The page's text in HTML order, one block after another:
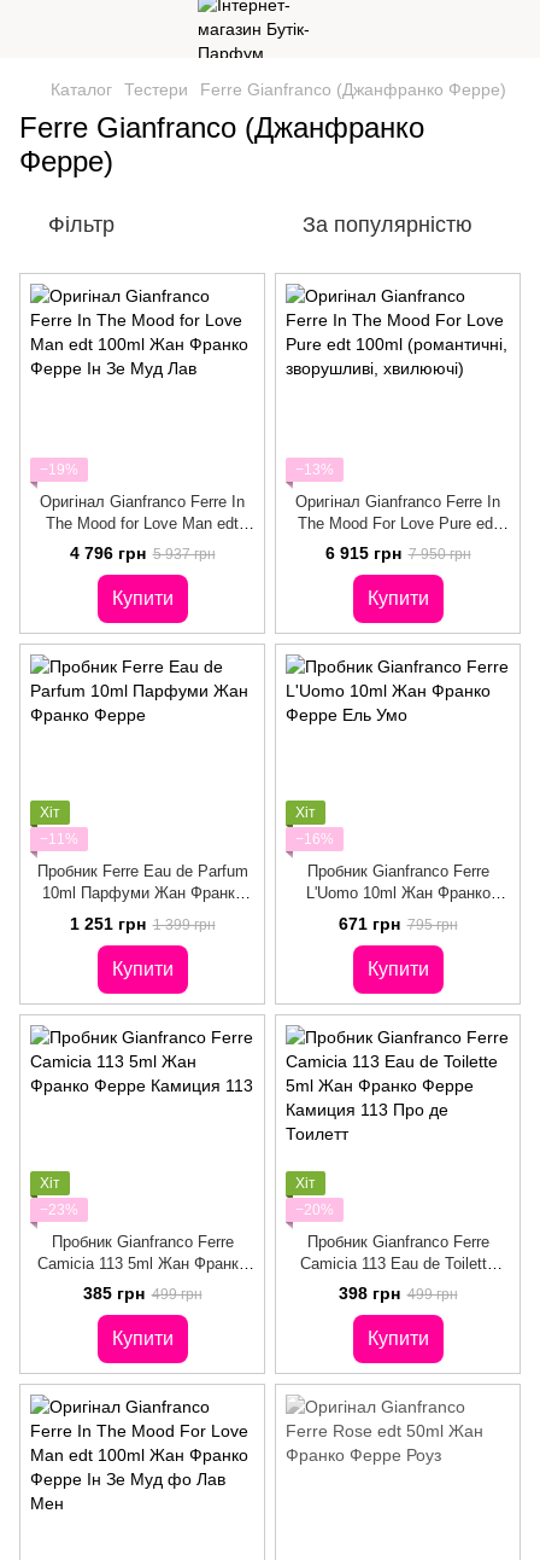
Каталог Тестери Ferre Gianfranco (Джанфранко Ферре)
Ferre Gianfranco (Джанфранко
Ферре)
Фільтр За популярністю
−19%
Оригінал Gianfranco Ferre In
The Mood for Love Man edt
100ml Жан Франко Ферре Ін
Зе Муд Лав
4 796 грн 5 937 грн
Купити
−13%
Оригінал Gianfranco Ferre In
The Mood For Love Pure edt
100ml (романтичні,
зворушливі, хвилюючі)
6 915 грн 7 950 грн
Купити
Хіт
−11%
Пробник Ferre Eau de Parfum
10ml Парфуми Жан Франко
Ферре
1 251 грн 1 399 грн
Купити
Хіт
−16%
Пробник Gianfranco Ferre
L'Uomo 10ml Жан Франко
Ферре Ель Умо
671 грн 795 грн
Купити
Хіт
−23%
Пробник Gianfranco Ferre
Camicia 113 5ml Жан Франко
Ферре Камиция 113
385 грн 499 грн
Купити
Хіт
−20%
Пробник Gianfranco Ferre
Camicia 113 Eau de Toilette
5ml Жан Франко Ферре
Камиция 113 Про де Тоилетт
398 грн 499 грн
Купити